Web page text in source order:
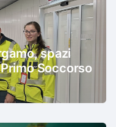
spazi
Soccorso